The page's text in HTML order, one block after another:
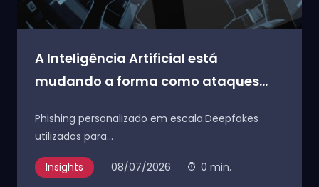
A Inteligência Artificial está
mudando a forma como ataques...
Phishing personalizado em escala.Deepfakes
utilizados para...
Insights 08/07/2026 0 min.